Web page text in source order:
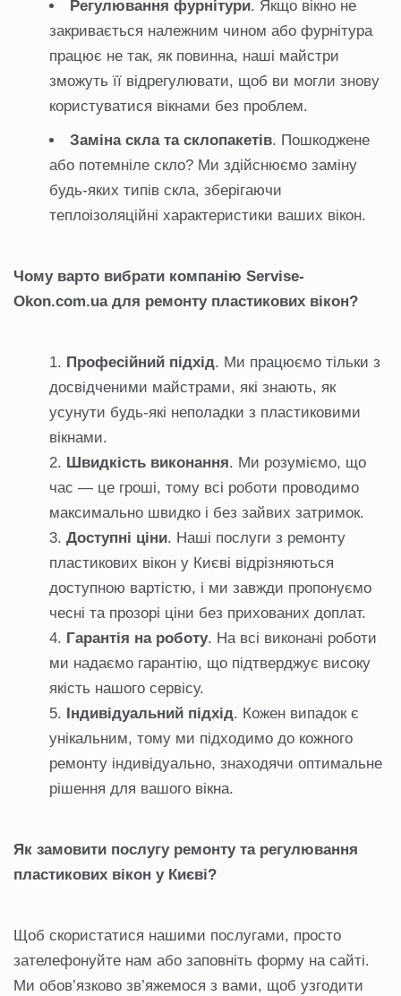
Регулювання фурнітури. Якщо вікно не
закривається належним чином або фурнітура
працює не так, як повинна, наші майстри
зможуть її відрегулювати, щоб ви могли знову
користуватися вікнами без проблем.
Заміна скла та склопакетів. Пошкоджене
або потемніле скло? Ми здійснюємо заміну
будь-яких типів скла, зберігаючи
теплоізоляційні характеристики ваших вікон.
Чому варто вибрати компанію Servise-
Okon.com.uaдля ремонту пластикових вікон?
Професійний підхід. Ми працюємо тільки з
досвідченими майстрами, які знають, як
усунути будь-які неполадки з пластиковими
вікнами.
Швидкість виконання. Ми розуміємо, що
час — це гроші, тому всі роботи проводимо
максимально швидко і без зайвих затримок.
Доступні ціни. Наші послуги з ремонту
пластикових вікон у Києві відрізняються
доступною вартістю, і ми завжди пропонуємо
чесні та прозорі ціни без прихованих доплат.
Гарантія на роботу. На всі виконані роботи
ми надаємо гарантію, що підтверджує високу
якість нашого сервісу.
Індивідуальний підхід. Кожен випадок є
унікальним, тому ми підходимо до кожного
ремонту індивідуально, знаходячи оптимальне
рішення для вашого вікна.
Як замовити послугу ремонту та регулювання
пластикових вікон у Києві?
Щоб скористатися нашими послугами, просто
зателефонуйте нам або заповніть форму на сайті.
Ми обов’язково зв’яжемося з вами, щоб узгодити